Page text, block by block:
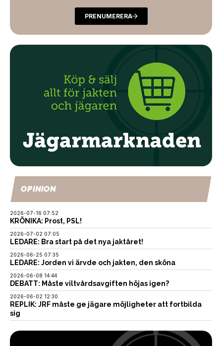
PRENUMERERA
OPINION
2026-07-16 07:52
KRÖNIKA: Prost, PSL!
2026-07-02 07:05
LEDARE: Bra start på det nya jaktåret!
2026-06-25 07:35
LEDARE: Jorden vi ärvde och jakten, den sköna
2026-06-08 14:44
DEBATT: Måste viltvårdsavgiften höjas igen?
2026-06-02 12:30
REPLIK: JRF måste ge jägare möjligheter att fortbilda
sig